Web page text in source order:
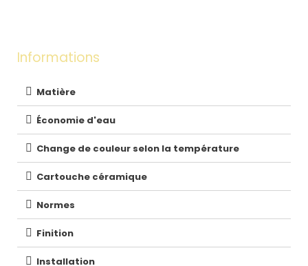
Informations
Matière
Économie d'eau
Change de couleur selon la température
Cartouche céramique
Normes
Finition
Installation